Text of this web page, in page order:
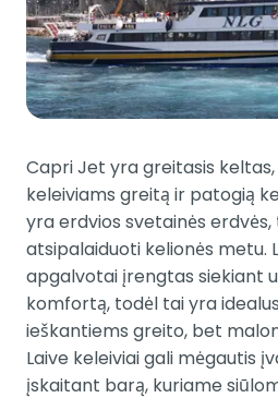
Capri Jet yra greitasis
keleiviams greitą ir patogią
yra erdvios svetainės
atsipalaiduoti kelionės metu.
apgalvotai įrengtas siekiant
komfortą, todėl tai yra
ieškantiems greito, bet
Laive keleiviai gali mėgautis
įskaitant barą, kuriame